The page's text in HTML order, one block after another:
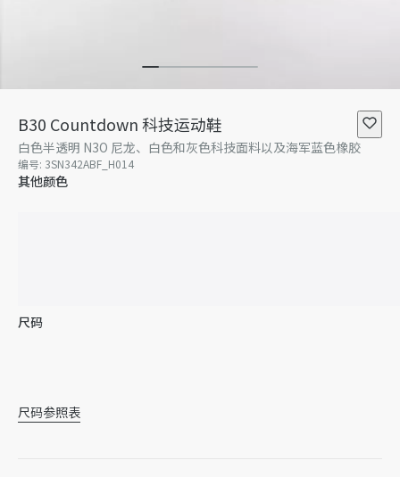
B30 Countdown 科技运动鞋
白色半透明 N3O 尼龙、白色和灰色科技面料以及海军蓝色橡胶
编号: 3SN342ABF_H014
其他颜色
尺码
尺码参照表